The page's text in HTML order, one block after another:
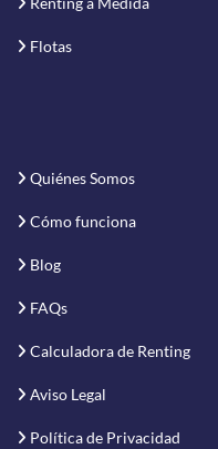
Flotas
Quiénes Somos
Cómo funciona
Blog
FAQs
Calculadora de Renting
Aviso Legal
Política de Privacidad